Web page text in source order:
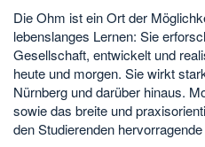
Die Ohm ist ein Ort der
lebenslanges Lernen: Sie
Gesellschaft, entwickelt und
heute und morgen. Sie wirkt
Nürnberg und darüber hinaus.
sowie das breite und
den Studierenden